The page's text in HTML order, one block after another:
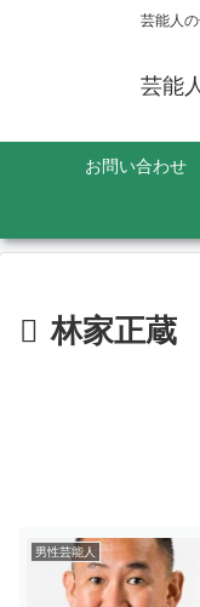
芸能人
芸能
お問い合わせ
林家正蔵
男性芸能人